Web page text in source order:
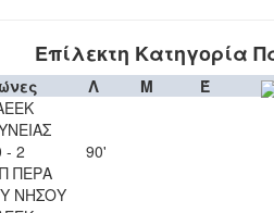
Επίλεκτη Κατηγορία
Λ Μ
Έ
- 2
ΠΕΡΑ
ΝΗΣΟΥ
90'